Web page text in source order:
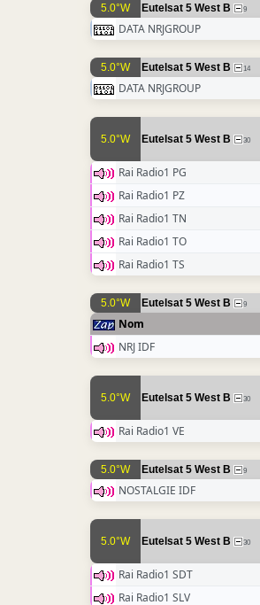
5.0°W Eutelsat 5 West B 9
DATA NRJGROUP
5.0°W Eutelsat 5 West B 14
DATA NRJGROUP
5.0°W Eutelsat 5 West B 30
Rai Radio1 PG
Rai Radio1 PZ
Rai Radio1 TN
Rai Radio1 TO
Rai Radio1 TS
5.0°W Eutelsat 5 West B 9
Nom
NRJ IDF
5.0°W Eutelsat 5 West B 30
Rai Radio1 VE
5.0°W Eutelsat 5 West B 9
NOSTALGIE IDF
5.0°W Eutelsat 5 West B 30
Rai Radio1 SDT
Rai Radio1 SLV